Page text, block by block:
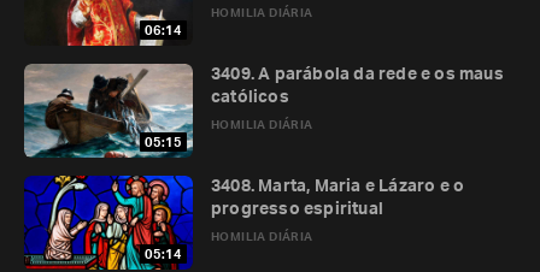
06:14
HOMILIA DIÁRIA
05:15
HOMILIA DIÁRIA
3409. A parábola da rede e os maus
católicos
05:14
HOMILIA DIÁRIA
3408. Marta, Maria e Lázaro e o
progresso espiritual